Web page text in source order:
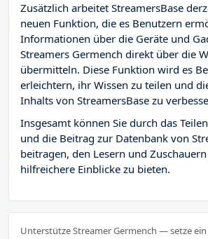
Zusätzlich arbeitet StreamersBase
neuen Funktion, die es Benutzern
Informationen über die Geräte und
Streamers Germench direkt über die
übermitteln. Diese Funktion wird es
erleichtern, ihr Wissen zu teilen und
Inhalts von StreamersBase zu
Insgesamt können Sie durch das
und die Beitrag zur Datenbank von
beitragen, den Lesern und
hilfreichere Einblicke zu bieten.
Unterstütze Streamer Germench — setze ein